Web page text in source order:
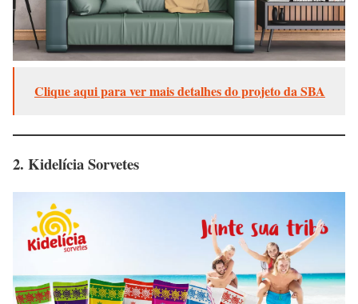
Clique aqui para ver mais detalhes do projeto da SBA
2. Kidelícia Sorvetes